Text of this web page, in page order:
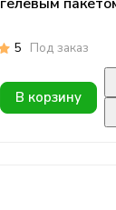
5 Под заказ
В корзину